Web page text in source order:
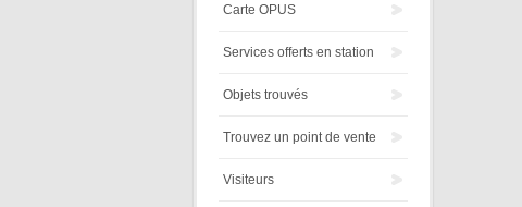
Carte OPUS
Services offerts en station
Objets trouvés
Trouvez un point de vente
Visiteurs